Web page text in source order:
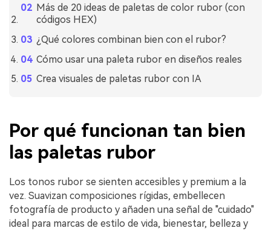
Más de 20 ideas de paletas de color rubor (con
códigos HEX)
¿Qué colores combinan bien con el rubor?
Cómo usar una paleta rubor en diseños reales
Crea visuales de paletas rubor con IA
Por qué funcionan tan bien
las paletas rubor
Los tonos rubor se sienten accesibles y premium a la
vez. Suavizan composiciones rígidas, embellecen
fotografía de producto y añaden una señal de "cuidado"
ideal para marcas de estilo de vida, bienestar, belleza y